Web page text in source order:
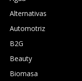
Alternativas
Automotriz
B2G
Beauty
Biomasa